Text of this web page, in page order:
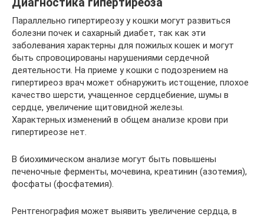
Диагностика гипертиреоза
Параллельно гипертиреозу у кошки могут развиться
болезни почек и сахарный диабет, так как эти
заболевания характерны для пожилых кошек и могут
быть спровоцированы нарушениями сердечной
деятельности. На приеме у кошки с подозрением на
гипертиреоз врач может обнаружить истощение, плохое
качество шерсти, учащенное сердцебиение, шумы в
сердце, увеличение щитовидной железы.
Характерных изменений в общем анализе крови при
гипертиреозе нет.
В биохимическом анализе могут быть повышены
печеночные ферменты, мочевина, креатинин (азотемия),
фосфаты (фосфатемия).
Рентгенография может выявить увеличение сердца, в